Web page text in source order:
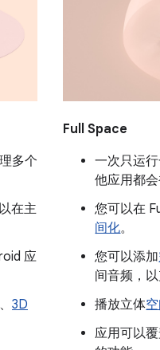
多个
在主
应
、 3D
Full Space
一次只运
他应用都会
您可以在
间化。
您可以添加
间音频，以
播放立体
应用可以